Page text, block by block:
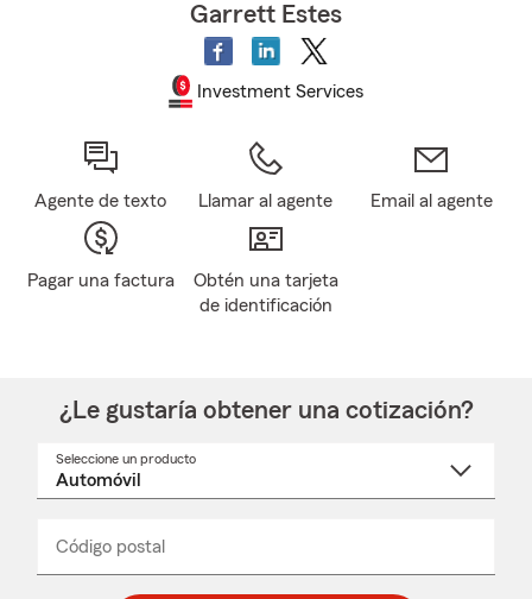
Garrett Estes
Investment Services
Agente de texto Llamar al agente Email al agente
Pagar una factura
Obtén una tarjeta
de identificación
¿Le gustaría obtener una cotización?
Seleccione un producto
desplegable
Código postal
_____